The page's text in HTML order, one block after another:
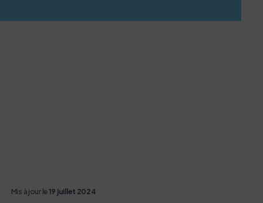
Mis à jour le19 juillet 2024